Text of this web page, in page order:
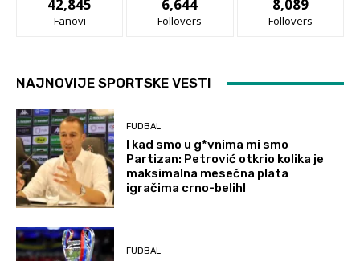
42,845
Fanovi
6,644
Follovers
8,089
Follovers
NAJNOVIJE SPORTSKE VESTI
FUDBAL
I kad smo u g*vnima mi smo
Partizan: Petrović otkrio kolika je
maksimalna mesečna plata
igračima crno-belih!
FUDBAL